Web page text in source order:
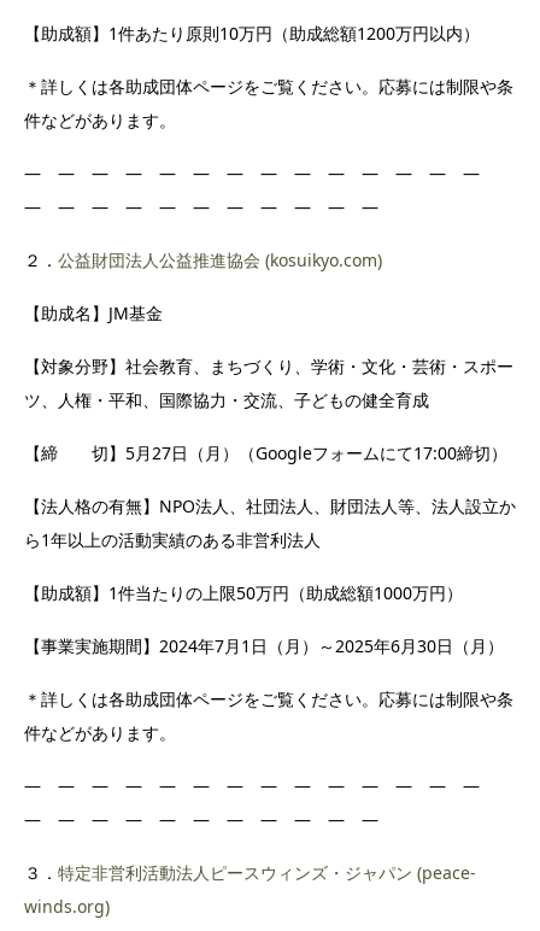
【助成額】1件あたり原則10万円（助成総額1200万円以内）
＊詳しくは各助成団体ページをご覧ください。応募には制限や条
件などがあります。
― ― ― ― ― ― ― ― ― ― ― ― ― ―
― ― ― ― ― ― ― ― ― ― ―
２． 公益財団法人公益推進協会 (kosuikyo.com)
【助成名】JM基金
【対象分野】社会教育、まちづくり、学術・文化・芸術・スポー
ツ、人権・平和、国際協力・交流、子どもの健全育成
【締 切】5月27日（月）（Googleフォームにて17:00締切）
【法人格の有無】NPO法人、社団法人、財団法人等、法人設立か
ら1年以上の活動実績のある非営利法人
【助成額】1件当たりの上限50万円（助成総額1000万円）
【事業実施期間】2024年7月1日（月）～2025年6月30日（月）
＊詳しくは各助成団体ページをご覧ください。応募には制限や条
件などがあります。
― ― ― ― ― ― ― ― ― ― ― ― ― ―
― ― ― ― ― ― ― ― ― ― ―
３． 特定非営利活動法人ピースウィンズ・ジャパン (peace-
winds.org)